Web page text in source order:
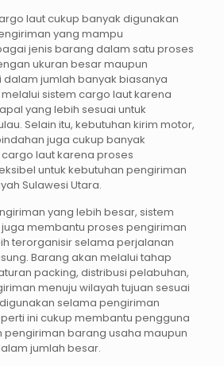
laut cukup banyak digunakan
yang mampu
jenis barang dalam satu proses
ukuran besar maupun
dalam jumlah banyak biasanya
sistem cargo laut karena
yang lebih sesuai untuk
Selain itu, kebutuhan kirim motor,
juga cukup banyak
laut karena proses
untuk kebutuhan pengiriman
Sulawesi Utara.
yang lebih besar, sistem
membantu proses pengiriman
terorganisir selama perjalanan
Barang akan melalui tahap
packing, distribusi pelabuhan,
menuju wilayah tujuan sesuai
selama pengiriman
ini cukup membantu pengguna
pengiriman barang usaha maupun
jumlah besar.